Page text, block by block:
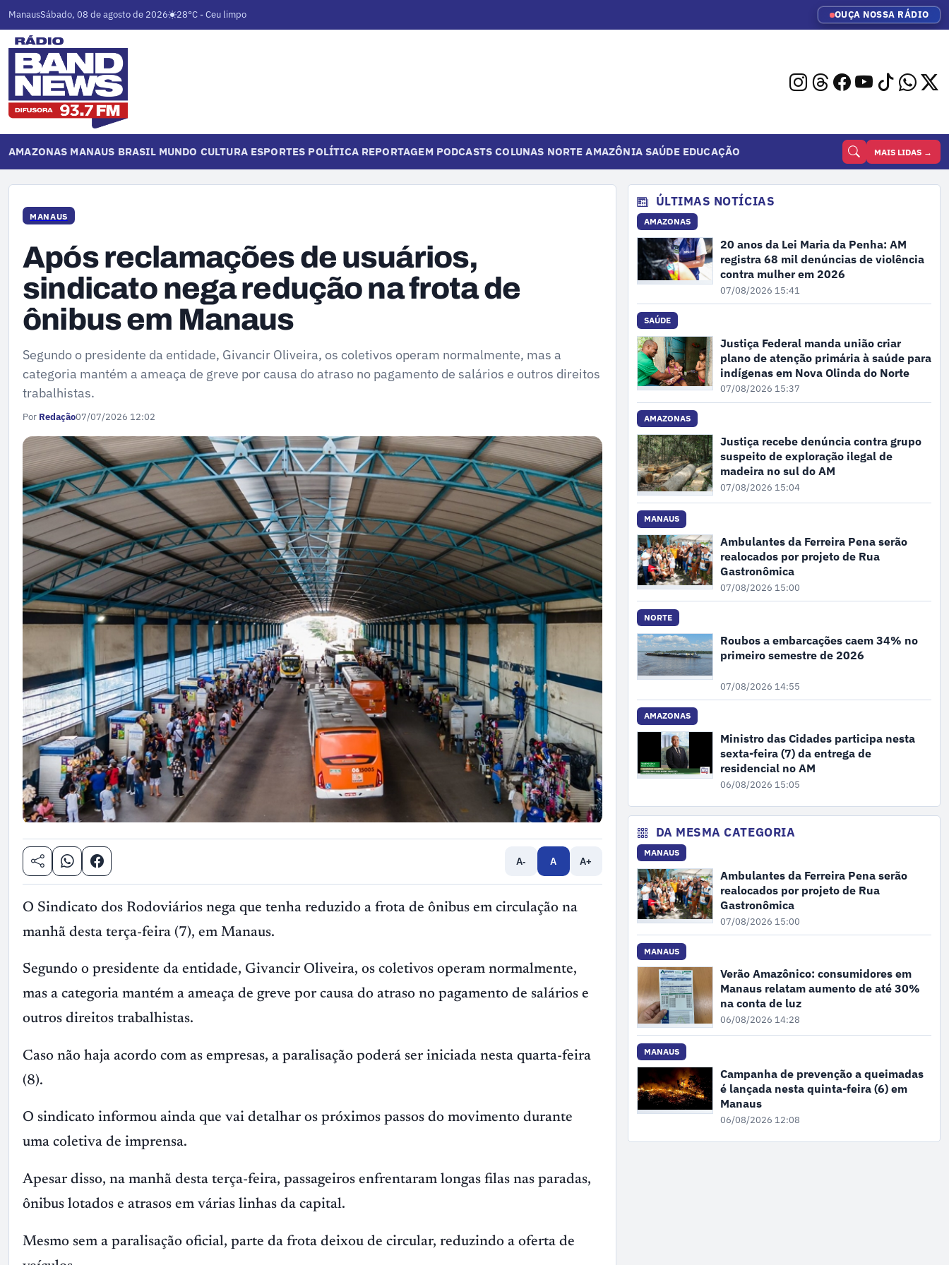
ManausSábado, 08 de agosto de 2026 28°C - Ceu limpo OUÇA NOSSA RÁDIO
AMAZONAS MANAUS BRASIL MUNDO CULTURA ESPORTES POLÍTICA REPORTAGEM PODCASTS COLUNAS NORTE AMAZÔNIA SAÚDE EDUCAÇÃO MAIS LIDAS →
MANAUS
Após reclamações de usuários,
sindicato nega redução na frota de
ônibus em Manaus
Segundo o presidente da entidade, Givancir Oliveira, os coletivos operam normalmente, mas a
categoria mantém a ameaça de greve por causa do atraso no pagamento de salários e outros direitos
trabalhistas.
Por Redação07/07/2026 12:02
A- A A+
O Sindicato dos Rodoviários nega que tenha reduzido a frota de ônibus em circulação na
manhã desta terça-feira (7), em Manaus.
Segundo o presidente da entidade, Givancir Oliveira, os coletivos operam normalmente,
mas a categoria mantém a ameaça de greve por causa do atraso no pagamento de salários e
outros direitos trabalhistas.
Caso não haja acordo com as empresas, a paralisação poderá ser iniciada nesta quarta-feira
(8).
O sindicato informou ainda que vai detalhar os próximos passos do movimento durante
uma coletiva de imprensa.
Apesar disso, na manhã desta terça-feira, passageiros enfrentaram longas filas nas paradas,
ônibus lotados e atrasos em várias linhas da capital.
Mesmo sem a paralisação oficial, parte da frota deixou de circular, reduzindo a oferta de
ÚLTIMAS NOTÍCIAS
AMAZONAS
20 anos da Lei Maria da Penha: AM
registra 68 mil denúncias de violência
contra mulher em 2026
07/08/2026 15:41
SAÚDE
Justiça Federal manda união criar
plano de atenção primária à saúde para
indígenas em Nova Olinda do Norte
07/08/2026 15:37
AMAZONAS
Justiça recebe denúncia contra grupo
suspeito de exploração ilegal de
madeira no sul do AM
07/08/2026 15:04
MANAUS
Ambulantes da Ferreira Pena serão
realocados por projeto de Rua
Gastronômica
07/08/2026 15:00
NORTE
Roubos a embarcações caem 34% no
primeiro semestre de 2026
07/08/2026 14:55
AMAZONAS
Ministro das Cidades participa nesta
sexta-feira (7) da entrega de
residencial no AM
06/08/2026 15:05
DA MESMA CATEGORIA
MANAUS
Ambulantes da Ferreira Pena serão
realocados por projeto de Rua
Gastronômica
07/08/2026 15:00
MANAUS
Verão Amazônico: consumidores em
Manaus relatam aumento de até 30%
na conta de luz
06/08/2026 14:28
MANAUS
Campanha de prevenção a queimadas
é lançada nesta quinta-feira (6) em
Manaus
06/08/2026 12:08